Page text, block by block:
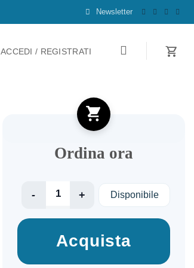
Newsletter
ACCEDI / REGISTRATI
Ordina ora
Weekend in San Fransico quantità
Disponibile
Acquista